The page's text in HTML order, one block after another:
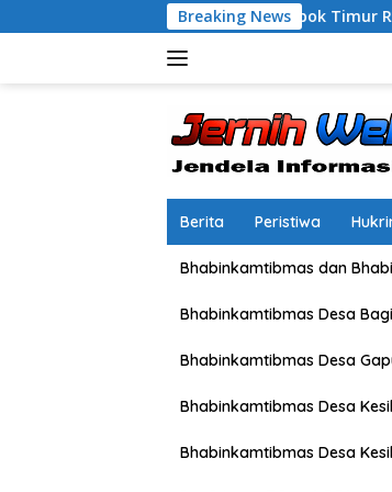
ke
Breaking News
Kapolres Lombok Timur Raih Penghargaan
Berita Peristiwa
Bhabinkamtibmas dan
Bhabinkamtibmas Desa
Bhabinkamtibmas Desa
Bhabinkamtibmas Desa
Bhabinkamtibmas Desa